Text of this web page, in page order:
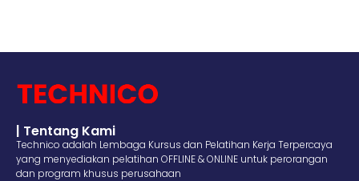
| Tentang Kami
Technico adalah Lembaga Kursus dan Pelatihan Kerja Terpercaya
yang menyediakan pelatihan OFFLINE & ONLINE untuk perorangan
dan program khusus perusahaan